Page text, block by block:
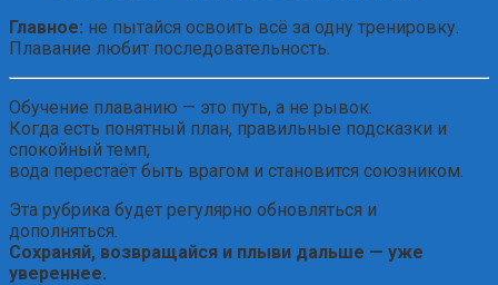
Главное: не пытайся освоить всё за одну тренировку.
Плавание любит последовательность.
Обучение плаванию — это путь, а не рывок.
Когда есть понятный план, правильные подсказки и
спокойный темп,
вода перестаёт быть врагом и становится союзником.
Эта рубрика будет регулярно обновляться и
дополняться.
Сохраняй, возвращайся и плыви дальше — уже
увереннее.